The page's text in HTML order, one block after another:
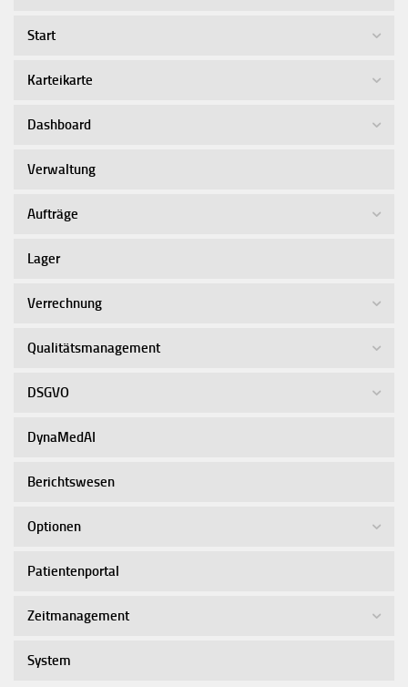
Start
Karteikarte
Dashboard
Verwaltung
Aufträge
Lager
Verrechnung
Qualitätsmanagement
DSGVO
DynaMedAI
Berichtswesen
Optionen
Patientenportal
Zeitmanagement
System